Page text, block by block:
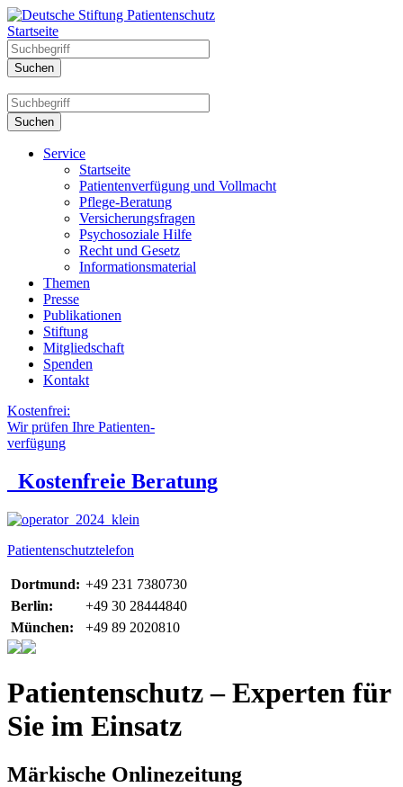
Startseite
Service
Startseite
Patientenverfügung und Vollmacht
Pflege-Beratung
Versicherungsfragen
Psychosoziale Hilfe
Recht und Gesetz
Informationsmaterial
Themen
Presse
Publikationen
Stiftung
Mitgliedschaft
Spenden
Kontakt
Kostenfrei:
Wir prüfen Ihre Patienten-
verfügung
Kostenfreie Beratung
Patientenschutztelefon
Dortmund: +49 231 7380730
Berlin:
+49 30 28444840
München:
+49 89 2020810
Patientenschutz – Experten für
Sie im Einsatz
Märkische Onlinezeitung